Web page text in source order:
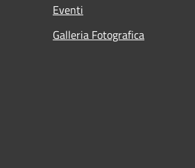
Eventi
Galleria Fotografica